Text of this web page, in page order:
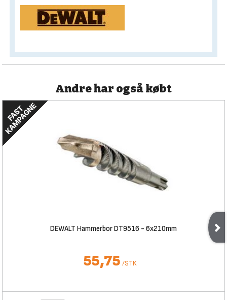
Andre har også købt
DEWALT Hammerbor DT9516 - 6x210mm
55,75 /STK